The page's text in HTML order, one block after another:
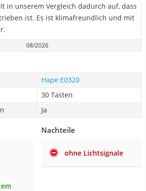
in unserem Vergleich dadurch auf, dass
ist. Es ist klimafreundlich und mit
08/2026
Hape E0320
30 Tasten
Ja
Nachteile
ohne Lichtsignale